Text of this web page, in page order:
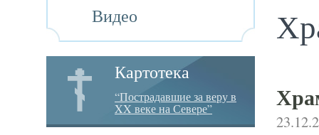
Видео
Картотека
“Пострадавшие за веру в
XX веке на Севере”